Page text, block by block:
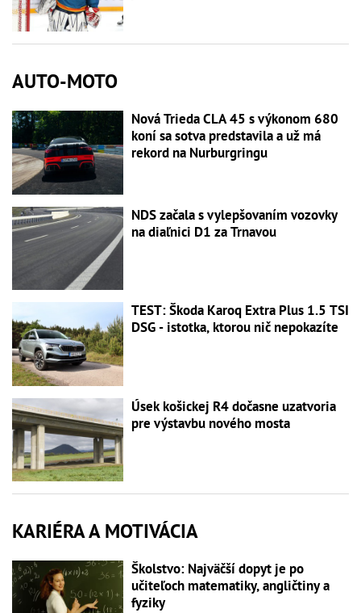
AUTO-MOTO
Nová Trieda CLA 45 s výkonom 680
koní sa sotva predstavila a už má
rekord na Nurburgringu
NDS začala s vylepšovaním vozovky
na diaľnici D1 za Trnavou
TEST: Škoda Karoq Extra Plus 1.5 TSI
DSG - istotka, ktorou nič nepokazíte
Úsek košickej R4 dočasne uzatvoria
pre výstavbu nového mosta
KARIÉRA A MOTIVÁCIA
Školstvo: Najväčší dopyt je po
učiteľoch matematiky, angličtiny a
fyziky